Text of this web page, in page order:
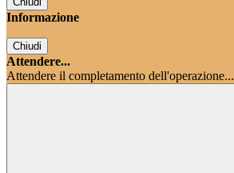
Informazione
Chiudi
Attendere...
Attendere il completamento dell'operazione...